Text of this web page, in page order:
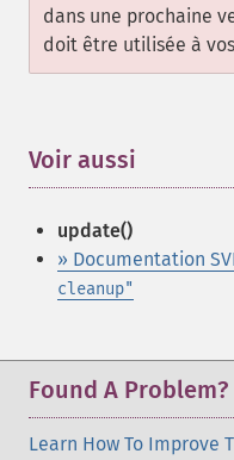
dans une prochaine
doit être utilisée à
Voir aussi
update()
» Documentation
cleanup"
Found A Problem?
Learn How To Improve